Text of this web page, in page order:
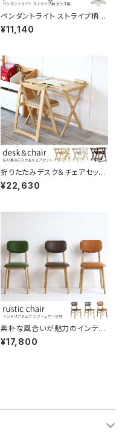
ペンダントライト ストライプ柄三
角形 ガラス製 電球付き 吊り下
げ照明 天井照明 ディスプレイ
ル対応 間接照明 おしゃれ 北欧
演出用品
¥11,140
折りたたみデスク＆チェアセット
コンパクトに収納、持ち運びでき
ます。 木製 ワークデスク 作業机
¥22,630
素朴な風合いが魅力のインテリ
アチェア 書斎やダイニングに。
ブラウン/グリーン/キャメルの3
¥17,800